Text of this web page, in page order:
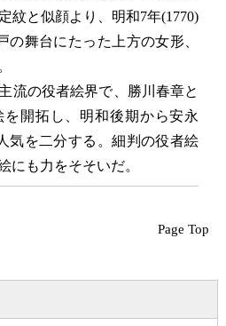
紋と似顔より、明和7年(1770)
の舞台にたった上方の女形、
流の役者絵界で、勝川春章と
開拓し、明和後期から安永
気を二分する。細判の役者絵
にも力をそそいだ。
Page Top